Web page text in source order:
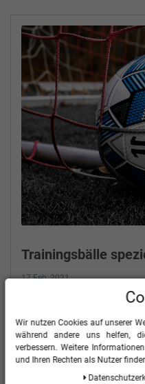
Trainingsbälle
17 Feb, 2021
Wir nutzen Cookies auf unserer
während andere uns helfen,
verbessern. Weitere
und Ihren Rechten als Nutzer